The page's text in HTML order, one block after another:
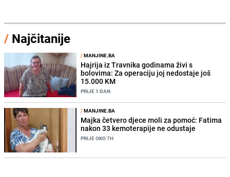
/ Najčitanije
/MANJINE.BA
Hajrija iz Travnika godinama živi s
bolovima: Za operaciju joj nedostaje još
15.000 KM
PRIJE 1 DAN
/MANJINE.BA
Majka četvero djece moli za pomoć: Fatima
nakon 33 kemoterapije ne odustaje
PRIJE OKO 7H